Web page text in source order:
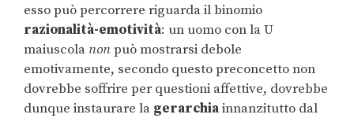
esso può percorrere riguarda il binomio
razionalità-emotività: un uomo con la U
maiuscola nonpuò mostrarsi debole
emotivamente, secondo questo preconcetto non
dovrebbe soffrire per questioni affettive, dovrebbe
dunque instaurare la gerarchiainnanzitutto dal